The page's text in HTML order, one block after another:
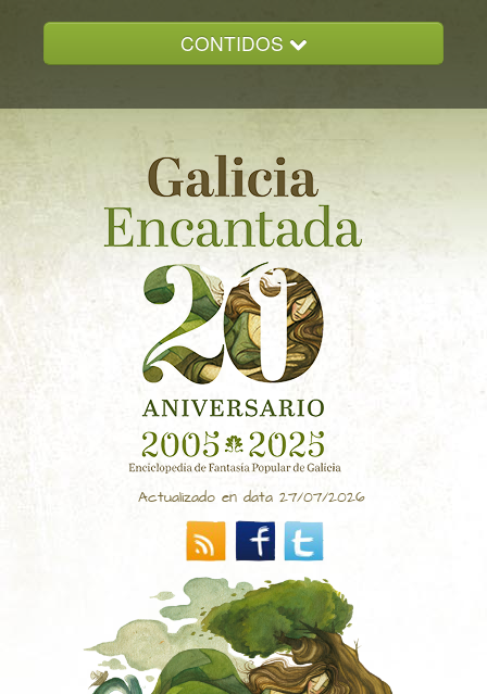
CONTIDOS
GALICIA ENCANTADA
DOCUMENTACION
NOVAS
CONTACTO
Actualizado en data 27/07/2026